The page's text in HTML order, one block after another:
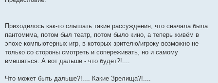
Приходилось как-то слышать такие рассуждения, что сначала была
пантомима, потом был театр, потом было кино, а теперь живём в
эпохе компьютерных игр, в которых зрителю/игроку возможно не
только со стороны смотреть и сопереживать, но и самому
вмешаться. А вот дальше - что будет?!....
Что может быть дальше?!.... Какие Зрелища?!....